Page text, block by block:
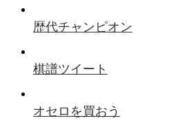
歴代チャンピオン
棋譜ツイート
オセロを買おう